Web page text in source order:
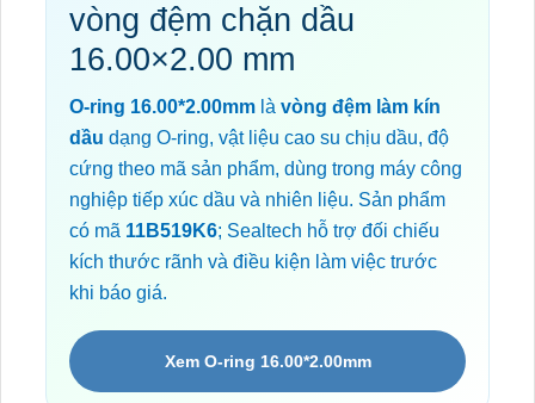
vòng đệm chặn dầu
16.00×2.00 mm
O-ring 16.00*2.00mm là vòng đệm làm kín
dầu dạng O-ring, vật liệu cao su chịu dầu, độ
cứng theo mã sản phẩm, dùng trong máy công
nghiệp tiếp xúc dầu và nhiên liệu. Sản phẩm
có mã 11B519K6; Sealtech hỗ trợ đối chiếu
kích thước rãnh và điều kiện làm việc trước
khi báo giá.
Xem O-ring 16.00*2.00mm